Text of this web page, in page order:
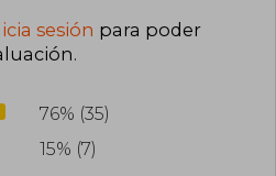
sesión para poder
.
76% (35)
15% (7)